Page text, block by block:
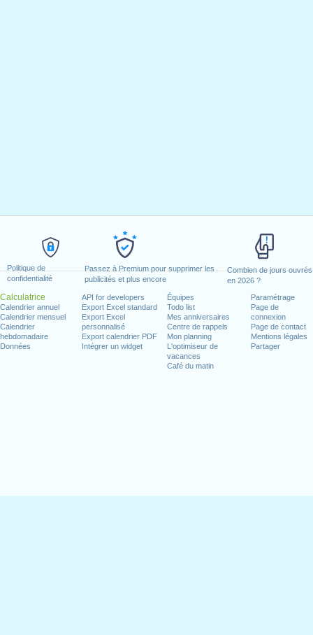
Politique de
confidentialité
Passez à Premium pour supprimer les
publicités et plus encore
Combien de jours ouvrés
en 2026 ?
Calculatrice
Calendrier annuel
Calendrier mensuel
Calendrier
hebdomadaire
Données
API for developers
Export Excel standard
Export Excel
personnalisé
Export calendrier PDF
Intégrer un widget
Équipes
Todo list
Mes anniversaires
Centre de rappels
Mon planning
L'optimiseur de
vacances
Café du matin
Paramétrage
Page de
connexion
Page de contact
Mentions légales
Partager